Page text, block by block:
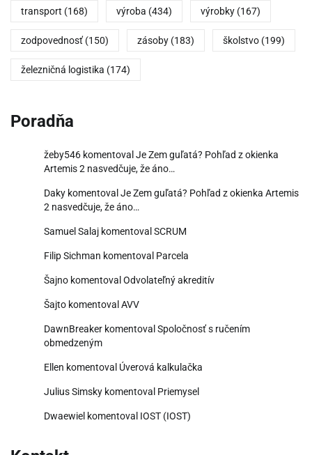
transport (168) výroba (434) výrobky (167)
zodpovednosť (150) zásoby (183) školstvo (199)
železničná logistika (174)
Poradňa
žeby546 komentoval Je Zem guľatá? Pohľad z okienka
Artemis 2 nasvedčuje, že áno…
Daky komentoval Je Zem guľatá? Pohľad z okienka Artemis
2 nasvedčuje, že áno…
Samuel Salaj komentoval SCRUM
Filip Sichman komentoval Parcela
Šajno komentoval Odvolateľný akreditív
Šajto komentoval AVV
DawnBreaker komentoval Spoločnosť s ručením
obmedzeným
Ellen komentoval Úverová kalkulačka
Julius Simsky komentoval Priemysel
Dwaewiel komentoval IOST (IOST)